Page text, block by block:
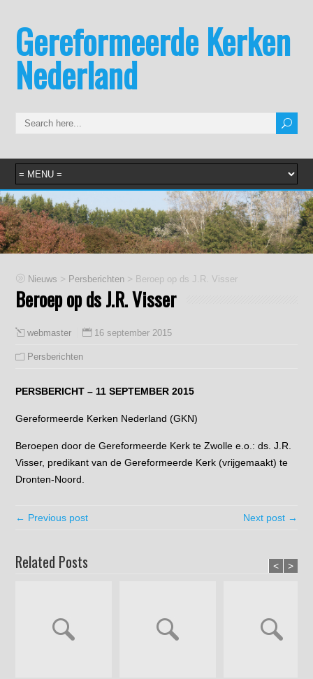
Gereformeerde Kerken
Nederland
Nieuws > Persberichten > Beroep op ds J.R. Visser
Beroep op ds J.R. Visser
webmaster 16 september 2015
Persberichten
PERSBERICHT – 11 SEPTEMBER 2015
Gereformeerde Kerken Nederland (GKN)
Beroepen door de Gereformeerde Kerk te Zwolle e.o.: ds. J.R.
Visser, predikant van de Gereformeerde Kerk (vrijgemaakt) te
Dronten-Noord.
← Previous post Next post →
Related Posts < >